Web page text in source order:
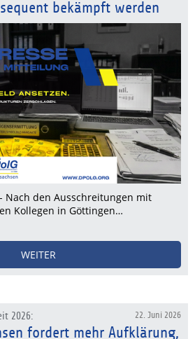
bekämpft werden
Nach den Ausschreitungen mit
Kollegen in Göttingen…
WEITER
22. Juni 2026
2026:
fordert mehr Aufklärung,